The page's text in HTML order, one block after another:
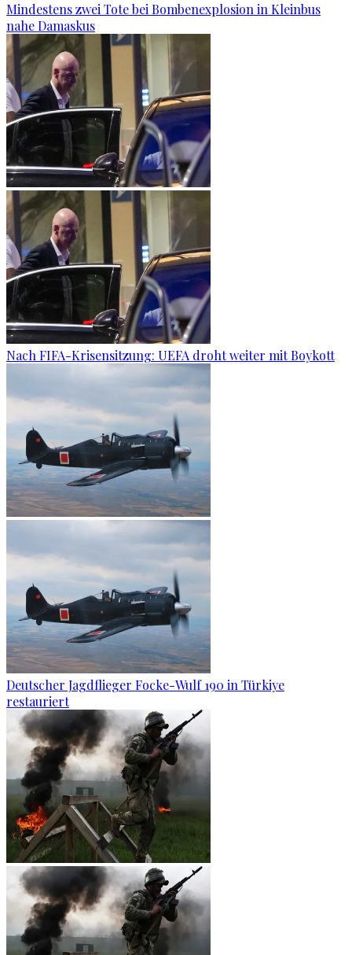
Mindestens zwei Tote bei Bombenexplosion in Kleinbus
nahe Damaskus
Nach FIFA-Krisensitzung: UEFA droht weiter mit Boykott
Deutscher Jagdflieger Focke-Wulf 190 in Türkiye
restauriert